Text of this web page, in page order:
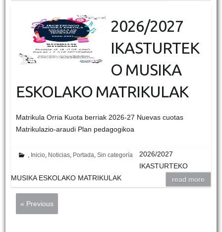
2026/2027
IKASTURTEK
O MUSIKA
ESKOLAKO MATRIKULAK
Matrikula Orria Kuota berriak 2026-27 Nuevas cuotas
Matrikulazio-araudi Plan pedagogikoa
Inicio Noticias Portada ,Sin categoría
2026/2027
IKASTURTEKO
MUSIKA ESKOLAKO MATRIKULAK
read more
« Previous